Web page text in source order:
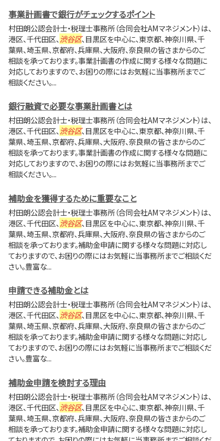
事業計画書で銀行がチェックするポイント
村田朗公認会計士・税理士事務所（合同会社AMマネジメント）は、
港区、千代田区、 渋谷区、目黒区を中心に、東京都、神奈川県、千
葉県、埼玉県、京都府、兵庫県、大阪府、奈良県の皆さまからのご
相談を承っております。事業計画書の作成に関する様々な問題に
対応しておりますので、お困りの際にはお気軽に当事務所までご
相談ください。...
銀行融資で必要な事業計画書とは
村田朗公認会計士・税理士事務所（合同会社AMマネジメント）は、
港区、千代田区、渋谷区、目黒区を中心に、東京都、神奈川県、千
葉県、埼玉県、京都府、兵庫県、大阪府、奈良県の皆さまからのご
相談を承っております。事業計画書の作成に関する様々な問題に
対応しておりますので、お困りの際にはお気軽に当事務所までご
相談ください。...
補助金を獲得するために重要なこと
村田朗公認会計士・税理士事務所（合同会社AMマネジメント）は、
港区、千代田区、 渋谷区、目黒区を中心に、東京都、神奈川県、千
葉県、埼玉県、京都府、兵庫県、大阪府、奈良県の皆さまからのご
相談を承っております。補助金申請に関する様々な問題に対応し
ておりますので、お困りの際にはお気軽に当事務所までご相談くだ
さい。豊富な...
申請できる補助金とは
村田朗公認会計士・税理士事務所（合同会社AMマネジメント）は、
港区、千代田区、渋谷区、目黒区を中心に、東京都、神奈川県、千
葉県、埼玉県、京都府、兵庫県、大阪府、奈良県の皆さまからのご
相談を承っております。補助金申請に関する様々な問題に対応し
ておりますので、お困りの際にはお気軽に当事務所までご相談くだ
さい。豊富な...
補助金申請を検討する理由
村田朗公認会計士・税理士事務所（合同会社AMマネジメント）は、
港区、千代田区、 渋谷区、目黒区を中心に、東京都、神奈川県、千
葉県、埼玉県、京都府、兵庫県、大阪府、奈良県の皆さまからのご
相談を承っております。補助金申請に関する様々な問題に対応し